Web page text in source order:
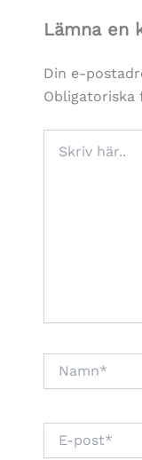
Lämna en
Din e-
här..
post*